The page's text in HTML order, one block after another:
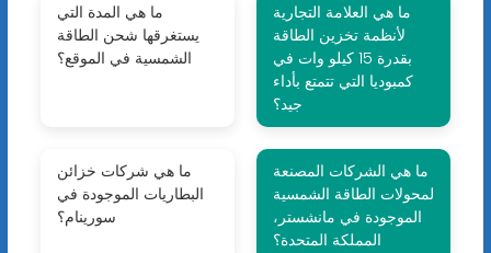
ما هي المدة التي
يستغرقها شحن الطاقة
الشمسية في الموقع؟
ما هي العلامة التجارية
لأنظمة تخزين الطاقة
بقدرة 15 كيلو وات في
كمبوديا التي تتمتع بأداء
جيد؟
ما هي شركات خزائن
البطاريات الموجودة في
سورينام؟
ما هي الشركات المصنعة
لمحولات الطاقة الشمسية
الموجودة في مانشستر،
المملكة المتحدة؟